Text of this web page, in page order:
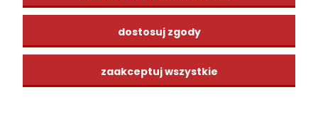
CENTRUM WIEDZY
dostosuj zgody
zaakceptuj wszystkie